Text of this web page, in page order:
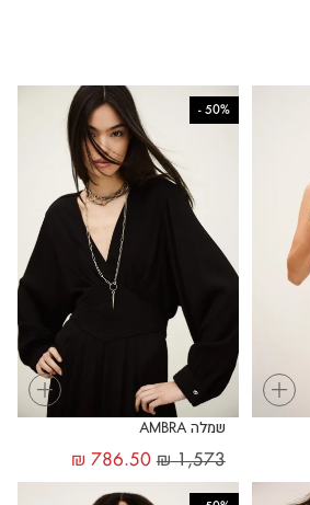
+
+
50%
-
שמלה AMBRA
₪1,573
₪ 786.50